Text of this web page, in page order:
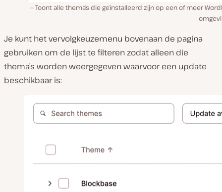
Toont alle thema’s die geïnstalleerd zijn op een of meer
Je kunt het vervolgkeuzemenu bovenaan de pagina
gebruiken om de lijst te filteren zodat alleen die
thema’s worden weergegeven waarvoor een update
beschikbaar is: